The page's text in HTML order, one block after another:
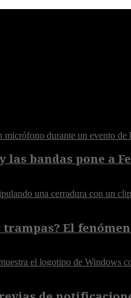
bandas pone a
El